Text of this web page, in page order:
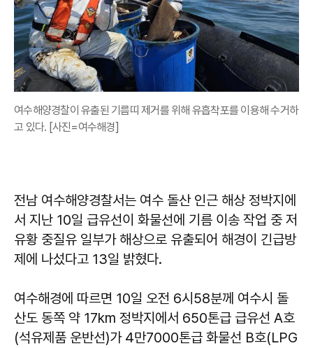
여수해양경찰이 유출된 기름띠 제거를 위해 유흡착포를 이용해 수거하
고 있다. [사진=여수해경]
전남 여수해양경찰서는 여수 돌산 인근 해상 정박지에
서 지난 10일 급유선이 화물선에 기름 이송 작업 중 저
유황 중질유 일부가 해상으로 유출되어 해경이 긴급방
제에 나섰다고 13일 밝혔다.
여수해경에 따르면 10일 오전 6시58분께 여수시 돌
산도 동쪽 약 17km 정박지에서 650톤급 급유선 A호
(석유제품 운반선)가 4만7000톤급 화물선 B호(LPG